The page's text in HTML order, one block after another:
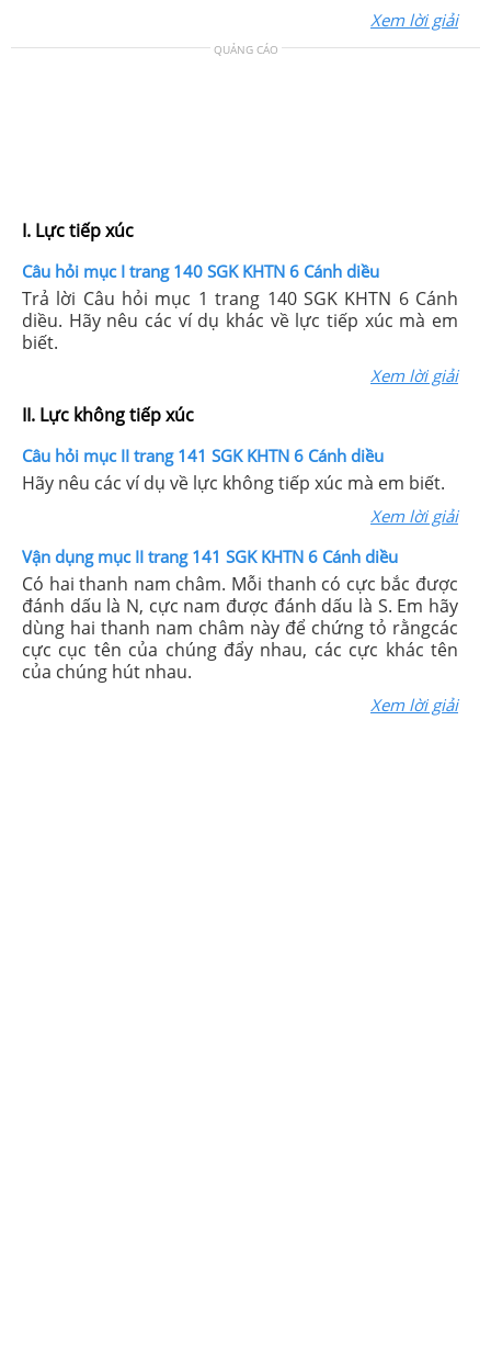
Xem lời giải
QUẢNG CÁO
I. Lực tiếp xúc
Câu hỏi mục I trang 140 SGK KHTN 6 Cánh diều
Trả lời Câu hỏi mục 1 trang 140 SGK KHTN 6 Cánh
diều. Hãy nêu các ví dụ khác về lực tiếp xúc mà em
biết.
Xem lời giải
II. Lực không tiếp xúc
Câu hỏi mục II trang 141 SGK KHTN 6 Cánh diều
Hãy nêu các ví dụ về lực không tiếp xúc mà em biết.
Xem lời giải
Vận dụng mục II trang 141 SGK KHTN 6 Cánh diều
Có hai thanh nam châm. Mỗi thanh có cực bắc được
đánh dấu là N, cực nam được đánh dấu là S. Em hãy
dùng hai thanh nam châm này để chứng tỏ rằngcác
cực cục tên của chúng đẩy nhau, các cực khác tên
của chúng hút nhau.
Xem lời giải